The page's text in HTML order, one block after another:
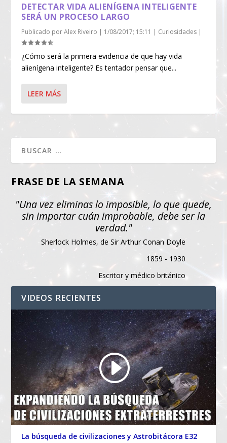
DETECTAR VIDA ALIENÍGENA INTELIGENTE
SERÁ UN PROCESO LARGO
Publicado porAlex Riveiro | 1/08/2017; 15:11 | Curiosidades |
¿Cómo será la primera evidencia de que hay vida
alienígena inteligente? Es tentador pensar que...
LEER MÁS
FRASE DE LA SEMANA
"Una vez eliminas lo imposible, lo que quede,
sin importar cuán improbable, debe ser la
verdad."
Sherlock Holmes, de Sir Arthur Conan Doyle
1859 - 1930
Escritor y médico británico
VIDEOS RECIENTES
La búsqueda de civilizaciones y Astrobitácora E32